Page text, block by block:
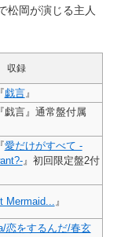
松岡が演じる主人
収録
戯言』
戯言』通常盤付属
愛だけがすべて -
』初回限定盤2付
Mermaid...』
恋をするんだ/春玄